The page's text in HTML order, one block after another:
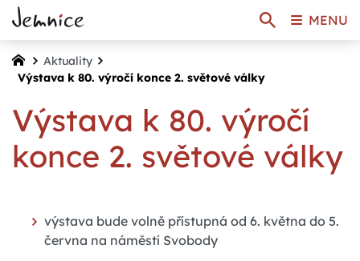
Aktuality
Výstava k 80. výročí konce 2. světové války
Výstava k 80. výročí
konce 2. světové války
výstava bude volně přístupná od 6. května do 5.
června na náměstí Svobody
MENU